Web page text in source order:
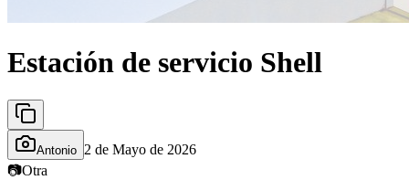
Estación de servicio Shell
Antonio 2 de Mayo de 2026
📷Otra